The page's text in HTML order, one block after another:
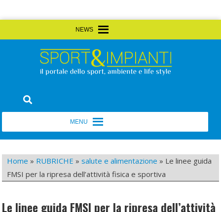
to
Sport&Impianti
Home » RUBRICHE »salute e alimentazione » Le linee guida
FMSI per la ripresa dell’attività fisica e sportiva
Le linee guida FMSI per la ripresa dell’attività